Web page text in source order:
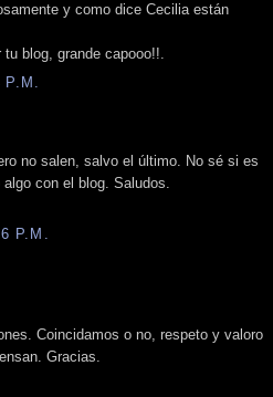
y como dice Cecilia están
blog, grande capooo!!.
no salen, salvo el último. No sé si es
con el blog. Saludos.
P.M.
Coincidamos o no, respeto y valoro
Gracias.